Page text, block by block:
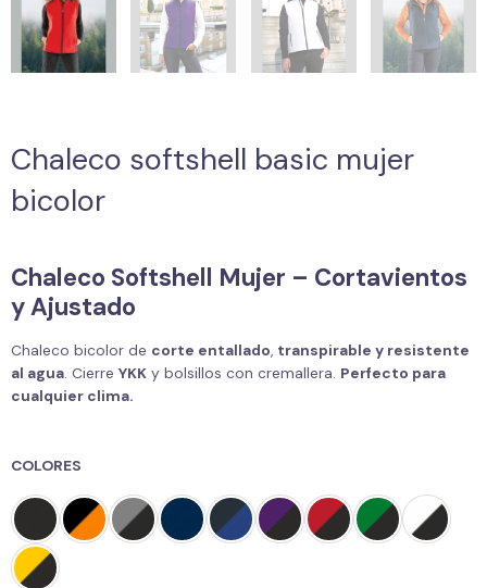
Chaleco softshell basic mujer
bicolor
Chaleco Softshell Mujer – Cortavientos
y Ajustado
Chaleco bicolor de corte entallado, transpirable y resistente
al agua. Cierre YKK y bolsillos con cremallera. Perfecto para
cualquier clima.
COLORES